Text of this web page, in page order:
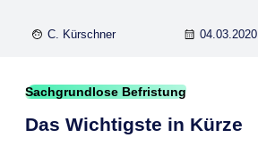
C. Kürschner 04.03.2020
Sachgrundlose Befristung
Das Wichtigste in Kürze